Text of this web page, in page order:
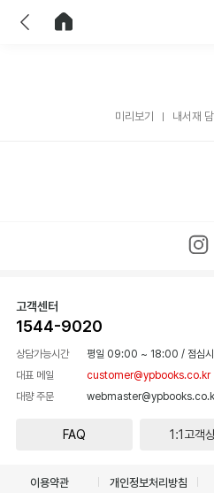
미리보기 내서재 담
고객센터
1544-9020
상담가능시간 평일 09:00 ~ 18:00 / 점심
대표 메일
customer@ypbooks.co.kr
대량 주문
FAQ 1:1고객
이용약관 개인정보처리방침